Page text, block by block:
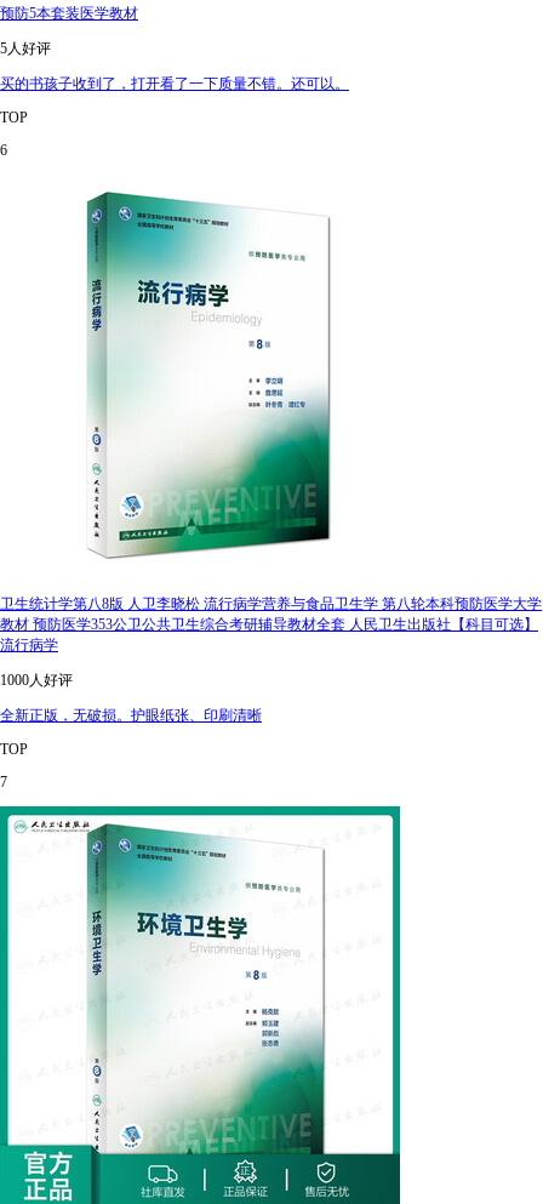
预防5本套装医学教材
5人好评
买的书孩子收到了，打开看了一下质量不错。还可以。
TOP
6
卫生统计学第八8版 人卫李晓松 流行病学营养与食品卫生学 第八轮本科预防医学大学
教材 预防医学353公卫公共卫生综合考研辅导教材全套 人民卫生出版社【科目可选】
流行病学
1000人好评
全新正版，无破损。护眼纸张、印刷清晰
TOP
7